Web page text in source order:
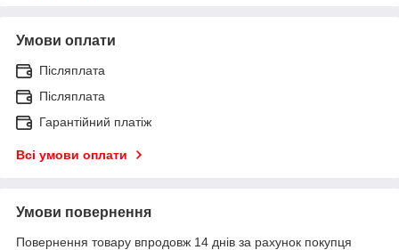
Умови оплати
Післяплата
Післяплата
Гарантійний платіж
Всі умови оплати
Умови повернення
Повернення товару впродовж 14 днів за рахунок покупця